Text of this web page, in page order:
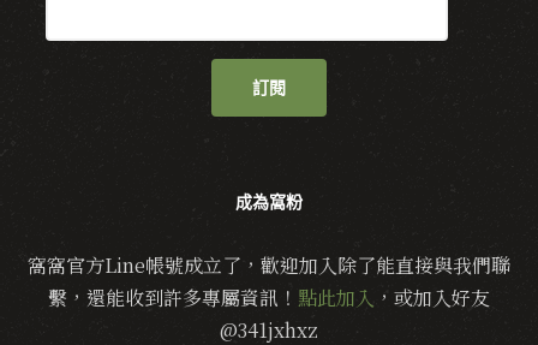
訂閱
成為窩粉
窩窩官方Line帳號成立了，歡迎加入除了能直接與我們聯
繫，還能收到許多專屬資訊！ 點此加入 ，或加入好友
@341jxhxz